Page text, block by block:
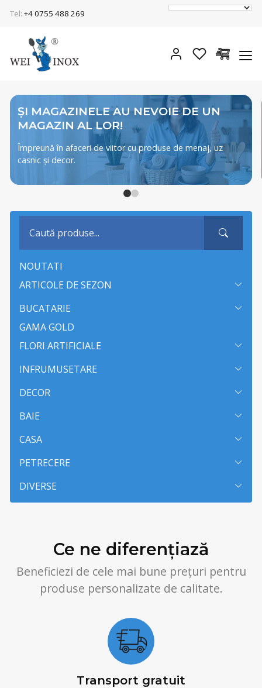
Tel: +4 0755 488 269
ȘI MAGAZINELE AU NEVOIE DE UN
MAGAZIN AL LOR!
Împreună în afaceri de viitor cu produse de menaj, uz
casnic și decor.
NOUTATI
ARTICOLE DE SEZON
BUCATARIE
GAMA GOLD
FLORI ARTIFICIALE
INFRUMUSETARE
DECOR
BAIE
CASA
PETRECERE
DIVERSE
Ce ne diferențiază
Beneficiezi de cele mai bune prețuri pentru
produse personalizate de calitate.
Transport gratuit